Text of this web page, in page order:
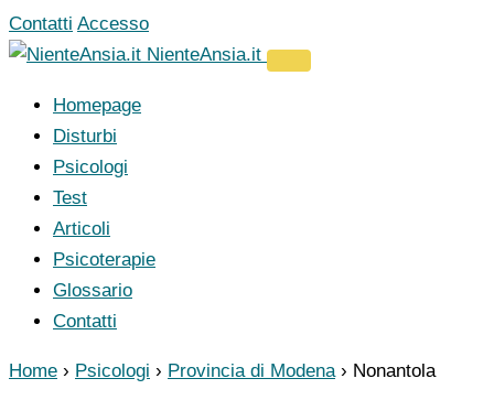
Vai
al
Contatti Accesso
NienteAnsia.it
Homepage
Disturbi
Psicologi
Test
Articoli
Psicoterapie
Glossario
Contatti
Home › Psicologi › Provincia di Modena › Nonantola